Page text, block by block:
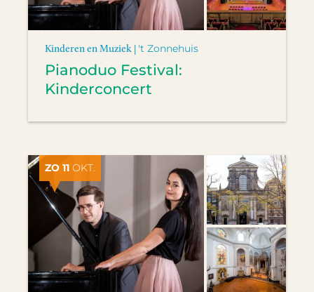
Kinderen en Muziek | 't Zonnehuis
Pianoduo Festival:
Kinderconcert
ZO 11 OKT.